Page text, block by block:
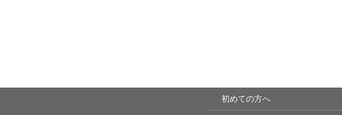
初めての方へ